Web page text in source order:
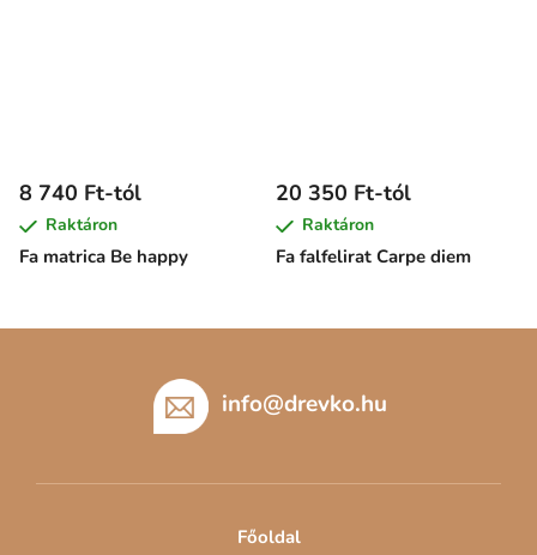
Fa matrica Be happy
8 740 Ft-tól
Raktáron
Fa falfelirat Carpe diem
20 350 Ft-tól
Raktáron
info@drevko.hu
Főoldal